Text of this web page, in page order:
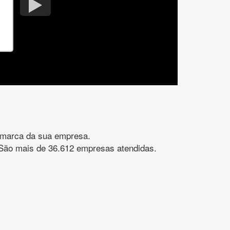
da sua empresa.
mais de 36.612 empresas atendidas.